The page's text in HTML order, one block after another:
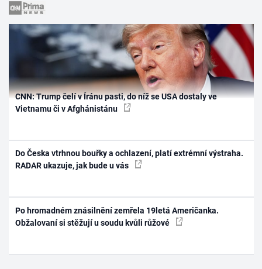
CNN: Trump čelí v Íránu pasti, do níž se USA dostaly ve
Vietnamu či v Afghánistánu
Do Česka vtrhnou bouřky a ochlazení, platí extrémní výstraha.
RADAR ukazuje, jak bude u vás
Po hromadném znásilnění zemřela 19letá Američanka.
Obžalovaní si stěžují u soudu kvůli růžové